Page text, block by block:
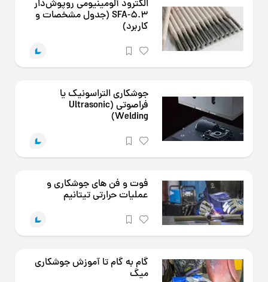
الکترود آلومینیومی روپوش‌دار
SFA-5.3 (جدول مشخصات و
کاربرد)
جوشکاری التراسونیک یا
فراصوتی (Ultrasonic
Welding)
فوت و فن های جوشکاری و
عملیات حرارتی تیتانیم
گام به گام تا آموزش جوشکاری
میگ